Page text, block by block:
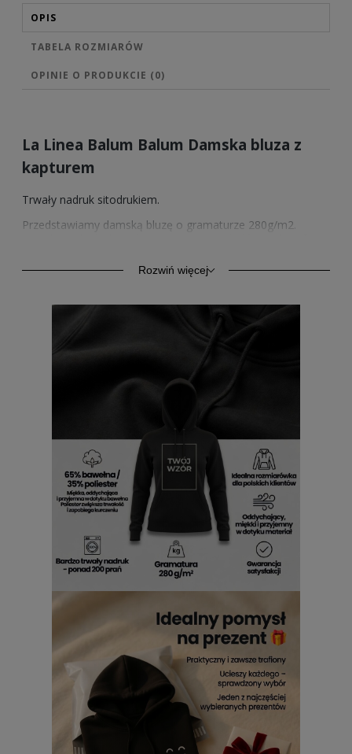
OPIS
TABELA ROZMIARÓW
OPINIE O PRODUKCIE (0)
La Linea Balum Balum Damska bluza z
kapturem
Trwały nadruk sitodrukiem.
Przedstawiamy damską bluzę o gramaturze 280g/m2.
znajduje zastosowanie również jako odzież sportowa.
Kangurkowa kieszeń, rękawy i dół ze ściągaczem.
Sprzedawane przez nas wzory nadruków posiadamy
również w wersji na bluzach z kapturem w 4 kolorach.
Rozwiń więcej